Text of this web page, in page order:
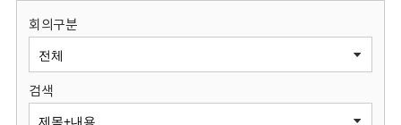
원
회의구분
검색